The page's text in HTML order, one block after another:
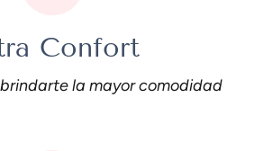
Confort
la mayor comodidad